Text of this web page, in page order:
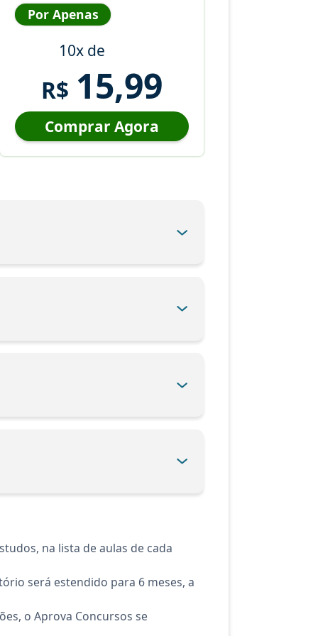
Por Apenas
10x de
R$ 15,99
Comprar Agora
na lista de aulas de cada
será estendido para 6 meses, a
o Aprova Concursos se